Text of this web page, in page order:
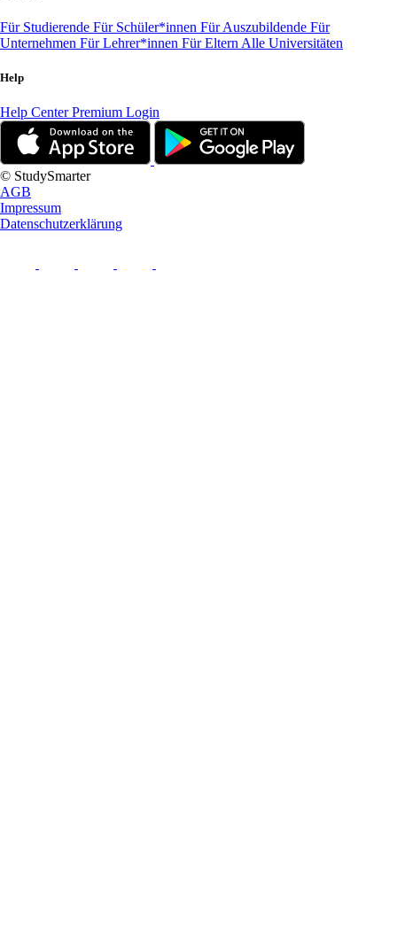
Für Studierende Für Schüler*innen Für Auszubildende Für
Unternehmen Für Lehrer*innen Für Eltern Alle Universitäten
Help
Help CenterPremium Login
© StudySmarter
AGB
Impressum
Datenschutzerklärung